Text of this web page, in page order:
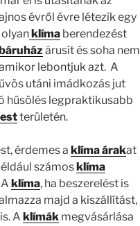
évről évre létezik egy
klíma berendezést
árusít és soha nem
lebontjuk azt. A
utáni imádkozás jut
hűsölés legpraktikusabb
területén.
érdemes aklíma árakat
számosklíma
klíma, ha beszerelést is
majd a kiszállítást,
A klímákmegvásárlása